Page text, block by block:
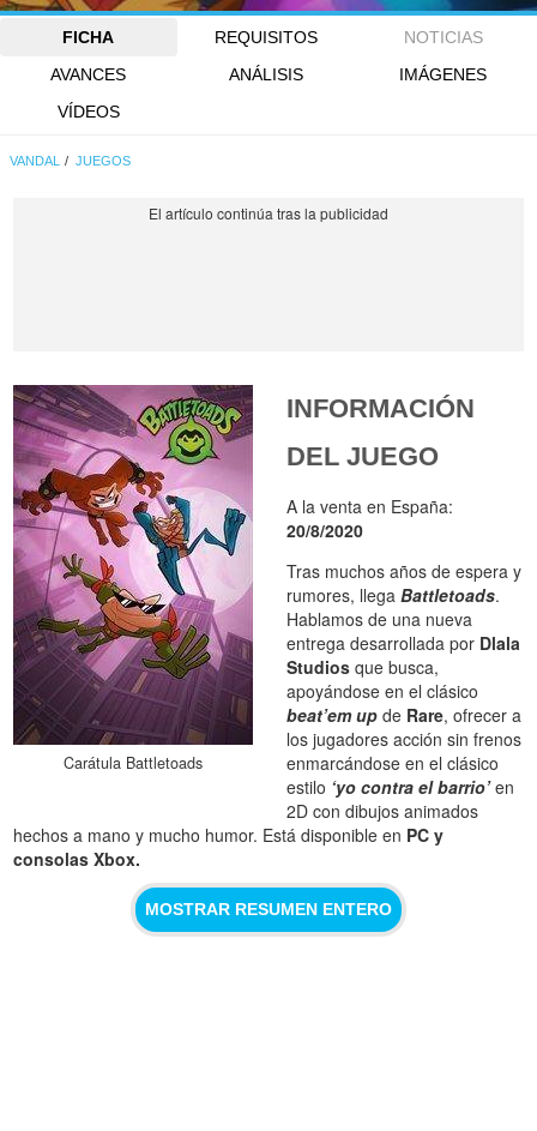
FICHA REQUISITOS
NOTICIAS
AVANCES
ANÁLISIS
IMÁGENES
VÍDEOS
VANDAL JUEGOS
Carátula Battletoads
INFORMACIÓN
DEL JUEGO
A la venta en España:
20/8/2020
Tras muchos años de espera y
rumores, llegaBattletoads.
Hablamos de una nueva
entrega desarrollada por Dlala
Studios que busca,
apoyándose en el clásico
beat’em up de Rare, ofrecer a
los jugadores acción sin frenos
enmarcándose en el clásico
estilo ‘yo contra el barrio’en
2D con dibujos animados
hechos a mano y mucho humor. Está disponible en PC y
consolas Xbox.
MOSTRAR RESUMEN ENTERO